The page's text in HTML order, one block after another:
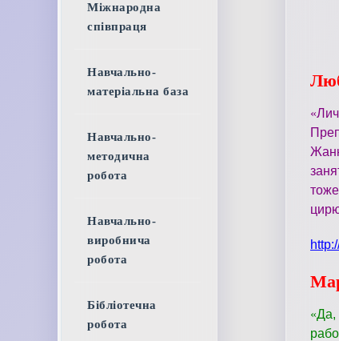
«
«Да,
Міжнародна
співпраця
Навчально-
матеріальна база
Навчально-
методична
робота
Навчально-
виробнича
робота
Бібліотечна
робота